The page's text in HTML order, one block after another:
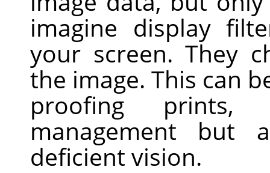
imagine display
your screen. They
the image. This can
proofing prints,
management but
deficient vision.